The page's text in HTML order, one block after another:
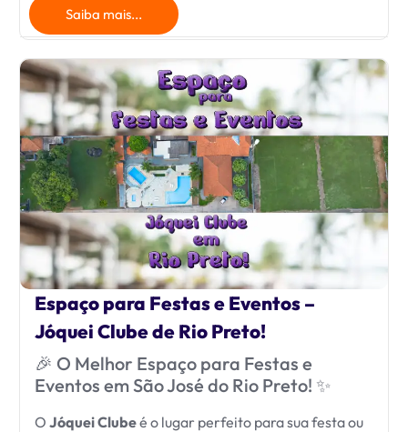
Saiba mais...
Espaço para Festas e Eventos –
Jóquei Clube de Rio Preto!
🎉 O Melhor Espaço para Festas e
Eventos em São José do Rio Preto! ✨
O Jóquei Clubeé o lugar perfeito para sua festa ou